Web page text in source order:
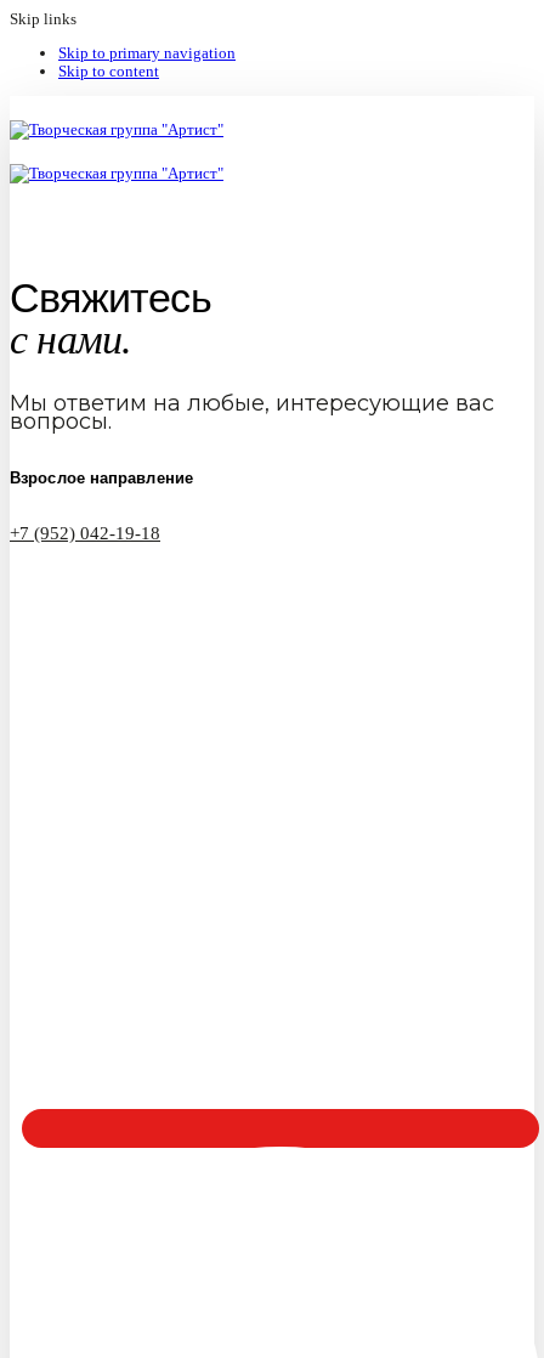
Skip links
Skip to primary navigation
Skip to content
Свяжитесь
с нами.
Мы ответим на любые, интересующие вас
вопросы.
Взрослое направление
+7 (952) 042-19-18